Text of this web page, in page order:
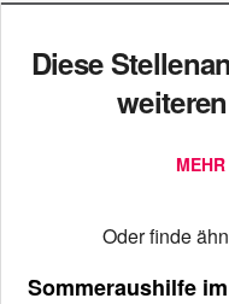
Diese
Oder finde
Sommeraushilfe